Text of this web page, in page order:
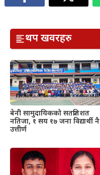
थप खवरहरु
बेनी सामुदायिकको सतप्रतिशत
नतिजा, १ सय १७ जना विद्यार्थी नै
उत्तीर्ण